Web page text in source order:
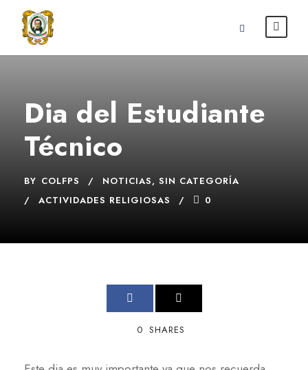
Dia del Estudiante
Técnico
BY COLFPS NOTICIAS, SIN CATEGORÍA
ACTIVIDADES RELIGIOSAS
0
0 SHARES